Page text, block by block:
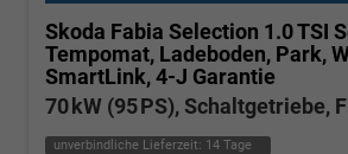
Skoda Fabia Selection 1.0 TSI
Tempomat, Ladeboden, Park,
SmartLink, 4-J Garantie
70 kW (95 PS), Schaltgetriebe,
unverbindliche Lieferzeit: 14 Tage